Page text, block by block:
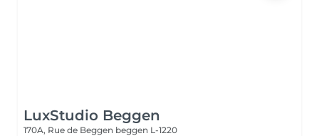
LuxStudio Beggen
170A, Rue de Beggen beggen L-1220